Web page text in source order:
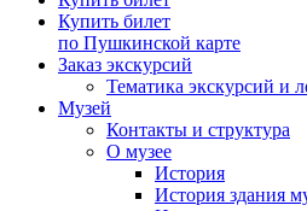
Купить билет
по Пушкинской карте
Заказ экскурсий
Тематика экскурсий и
Музей
Контакты и структура
О музее
История
История здания